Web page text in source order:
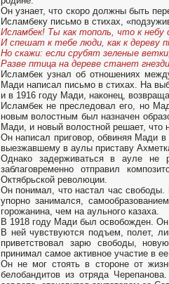
Он узнает, что скоро должны быть
Исламбеку письмо в стихах,
Исламбек! Ты как тополь, что к небу
И спешат к тебе люди, как к дереву
Но скажи: если срубят зеленые ветки,
Разве птица на дереве станет
Исламбек узнал об отношениях
Мади написал письмо в стихах. На
и в 1916 году Мади, наконец,
Исламбек не преследовал его, но
новым волостным был назначен
Мади, и новый волостной решает, что
Он написал приговор, обвиняя Мади
выезжавшему в аулы приставу
Однако задерживаться в ауле не
заблаговременно отправил
Октябрьской революции.
Он понимал, что настал час
упорно занимался,
горожанина, чем на аульного казаха.
В 1918 году Мади был освобожден. Он
В ней чувствуются подъем, полет,
приветствовал зарю свободы,
принимал самое активное участие в
Он не мог стоять в стороне от
белобандитов из отряда